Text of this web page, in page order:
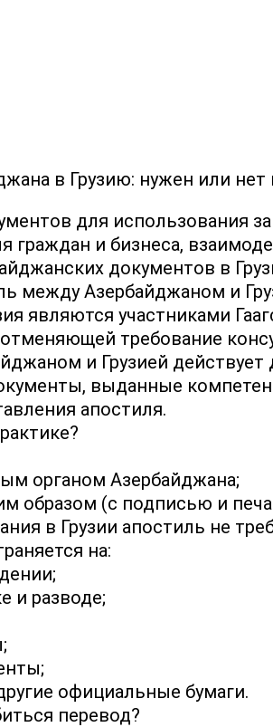
в Грузию: нужен или нет
для использования
граждан и бизнеса,
документов в
между Азербайджаном и
являются участниками
отменяющей требование
и Грузией
выданные
апостиля.
органом Азербайджана;
образом (с подписью и
в Грузии апостиль не
на:
и разводе;
официальные бумаги.
перевод?